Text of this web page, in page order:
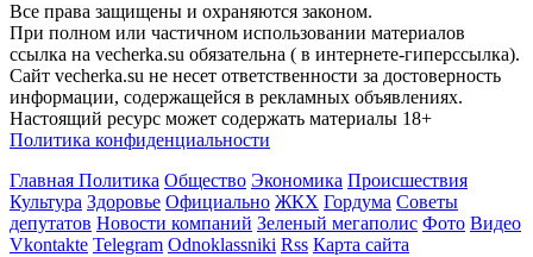
Все права защищены и охраняются законом.
При полном или частичном использовании материалов
ссылка на vecherka.su обязательна ( в интернете-гиперссылка).
Сайт vecherka.su не несет ответственности за достоверность
информации, содержащейся в рекламных объявлениях.
Настоящий ресурс может содержать материалы 18+
Политика конфиденциальности
Главная Политика Общество Экономика Происшествия
Культура Здоровье Официально ЖКХ Гордума Советы
депутатов Новости компаний Зеленый мегаполис Фото Видео
Vkontakte Telegram Odnoklassniki Rss Карта сайта